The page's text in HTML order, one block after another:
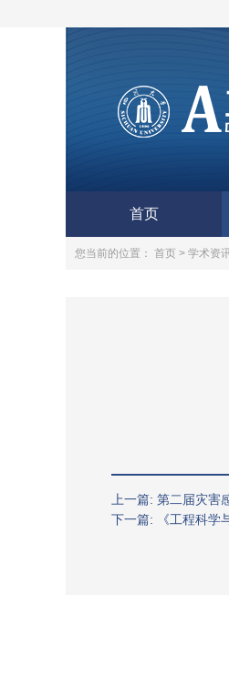
首页
您当前的位置： 首页 > 学术资
上一篇: 第二届灾害
下一篇: 《工程科学